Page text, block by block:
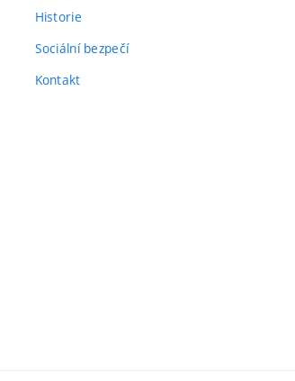
Historie
Sociální bezpečí
Kontakt